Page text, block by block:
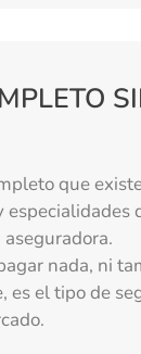
que
especialidades
nada, ni
es el tipo de